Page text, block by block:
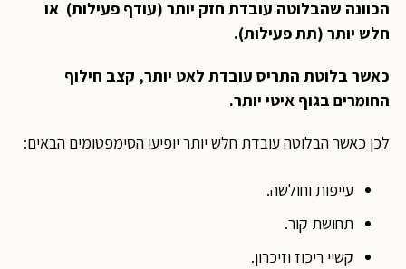
הכוונה שהבלוטה עובדת חזק יותר (עודף פעילות) או
חלש יותר (תת פעילות).
כאשר בלוטת התריס עובדת לאט יותר, קצב חילוף
החומרים בגוף איטי יותר.
לכן כאשר הבלוטה עובדת חלש יותר יופיעו הסימפטומים הבאים:
עייפות וחולשה.
תחושת קור.
קשיי ריכוז וזיכרון.